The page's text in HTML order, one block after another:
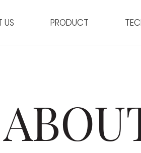
US PRODUCT